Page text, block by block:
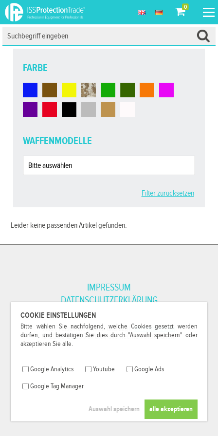
COOKIE EINSTELLUNGEN
Bitte wählen Sie nachfolgend, welche Cookies gesetzt werden
dürfen, und bestätigen Sie dies durch "Auswahl speichern" oder
akzeptieren Sie alle.
Google Analytics Youtube Google Ads
Google Tag Manager
0
FARBE
WAFFENMODELLE
Filter zurücksetzen
Leider keine passenden Artikel gefunden.
IMPRESSUM
DATENSCHUTZERKLÄRUNG
*Alle Preise inkl. MwSt. und zzgl.Versandkosten
© 2000-2026 79Pixel, alle Rechte vorbehalten.